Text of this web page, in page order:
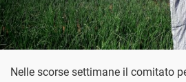
Nelle scorse settimane il comitato